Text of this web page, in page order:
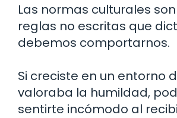
Las normas culturales
reglas no escritas que
debemos comportarnos.
Si creciste en un entorno
valoraba la humildad,
sentirte incómodo al